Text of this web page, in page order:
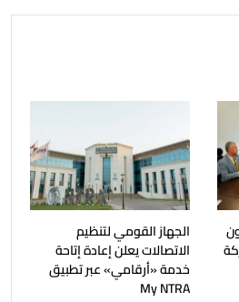
الجهاز القومي لتنظيم
الاتصالات يعلن إعادة إتاحة
خدمة «أرقامي» عبر تطبيق
My NTRA